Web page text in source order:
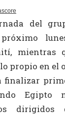
del
mientras
propio en el
finalizar
Egipto
dirigidos